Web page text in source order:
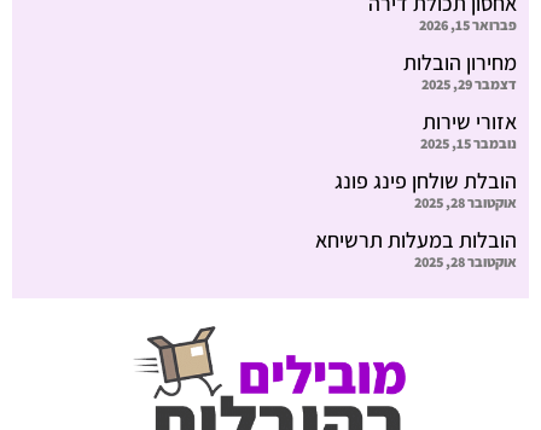
פברואר 15, 2026
מחירון הובלות
דצמבר 29, 2025
אזורי שירות
נובמבר 15, 2025
הובלת שולחן פינג פונג
אוקטובר 28, 2025
הובלות במעלות תרשיחא
אוקטובר 28, 2025